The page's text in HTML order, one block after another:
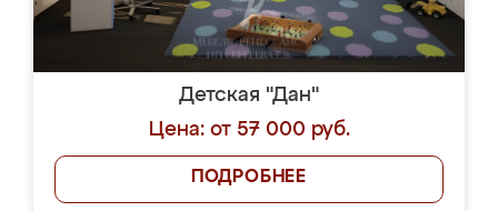
Детская "Дан"
Цена: от 57 000 руб.
ПОДРОБНЕЕ